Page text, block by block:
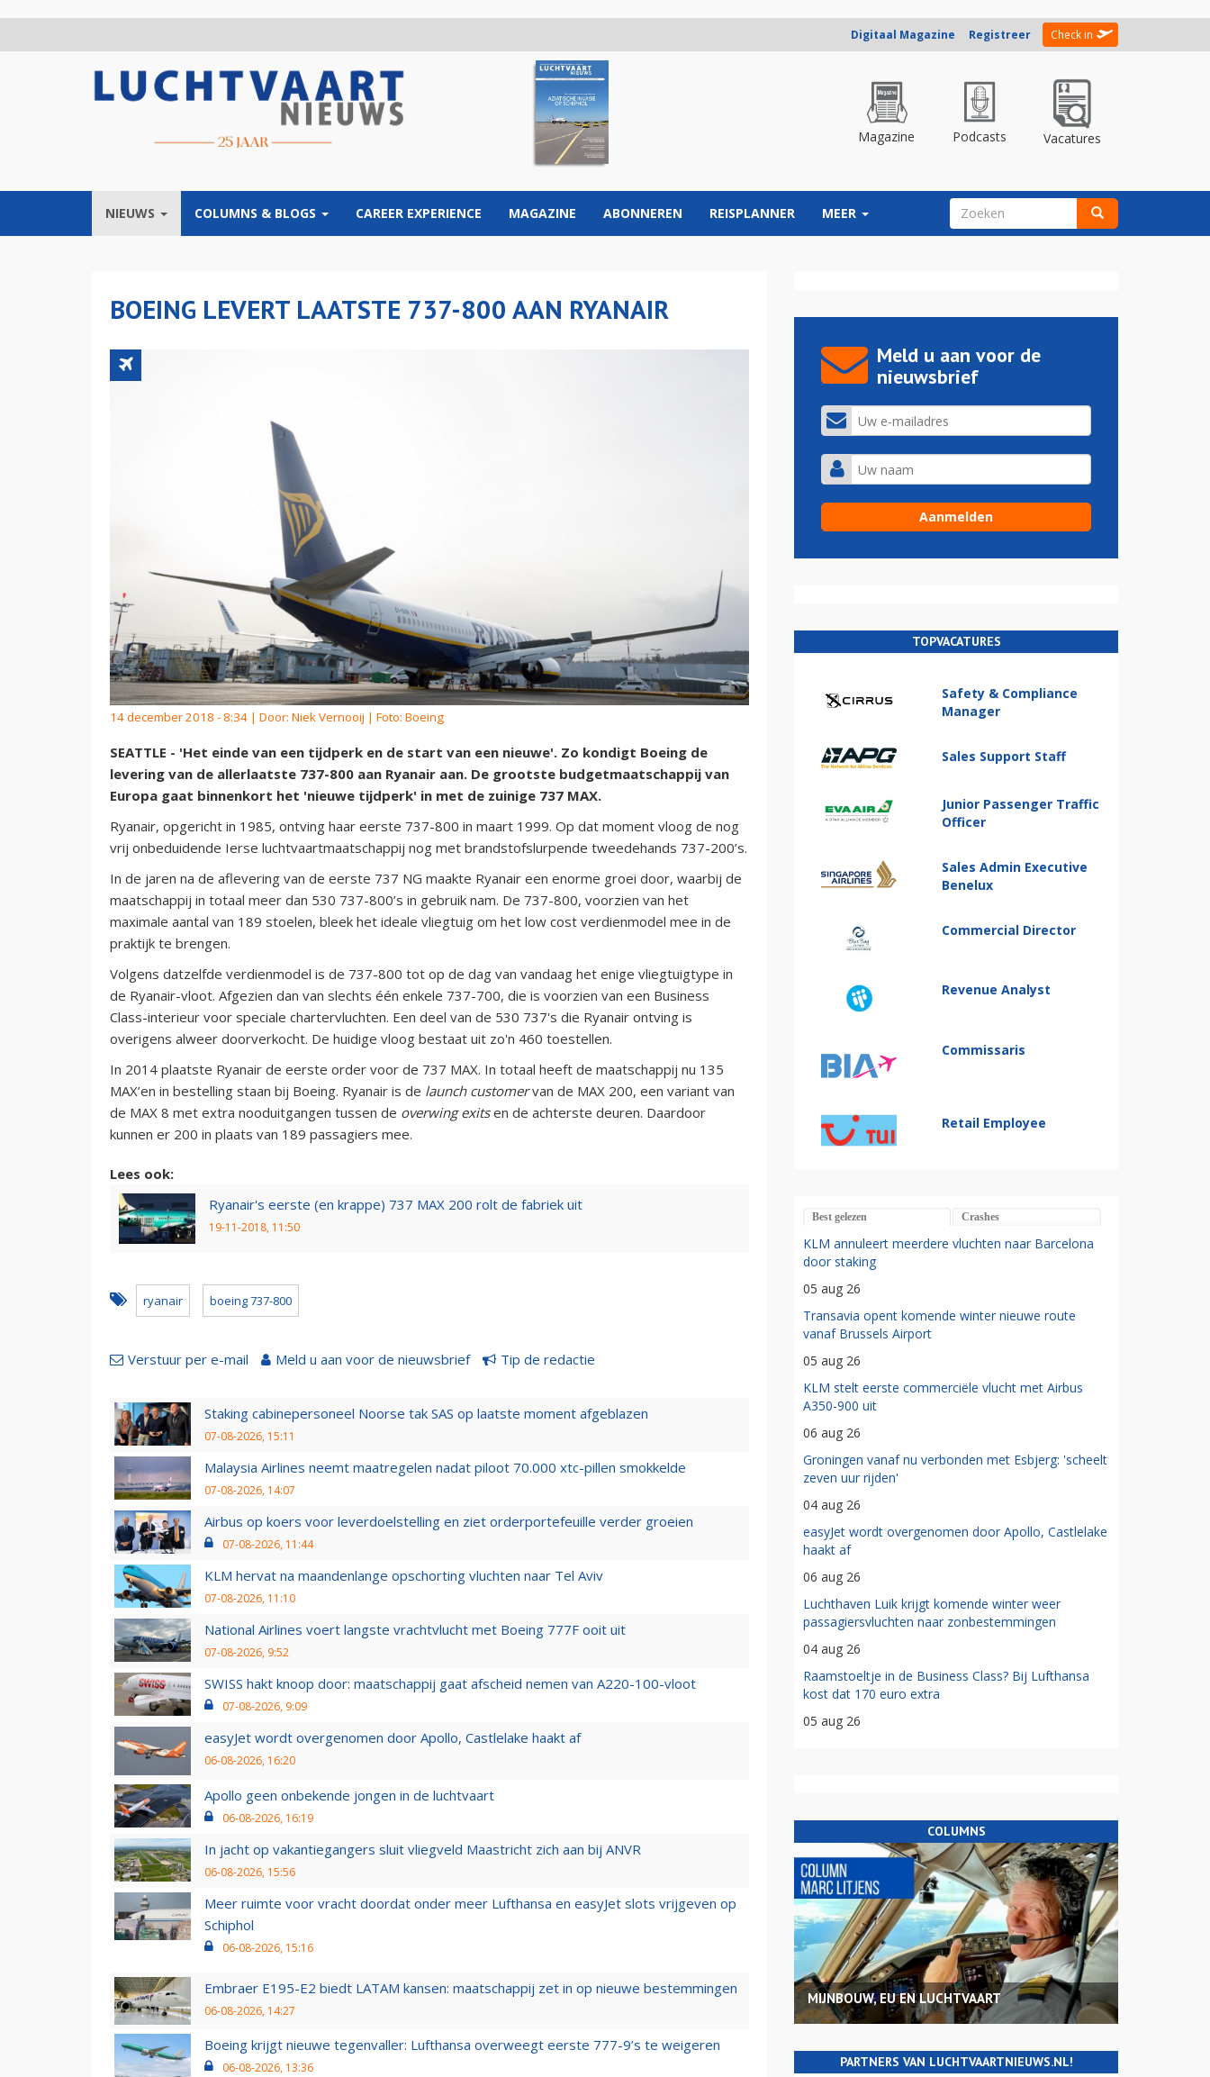
Digitaal Magazine Registreer Check in
Magazine Podcasts Vacatures
NIEUWS COLUMNS & BLOGS CAREER EXPERIENCE MAGAZINE ABONNEREN REISPLANNER MEER ZOEKVELD
BOEING LEVERT LAATSTE 737-800 AAN RYANAIR
14 december 2018 - 8:34 | Door: Niek Vernooij | Foto: Boeing
SEATTLE - 'Het einde van een tijdperk en de start van een nieuwe'. Zo kondigt Boeing de
levering van de allerlaatste 737-800 aan Ryanair aan. De grootste budgetmaatschappij van
Europa gaat binnenkort het 'nieuwe tijdperk' in met de zuinige 737 MAX.
Ryanair, opgericht in 1985, ontving haar eerste 737-800 in maart 1999. Op dat moment vloog de nog
vrij onbeduidende Ierse luchtvaartmaatschappij nog met brandstofslurpende tweedehands 737-200’s.
In de jaren na de aflevering van de eerste 737 NG maakte Ryanair een enorme groei door, waarbij de
maatschappij in totaal meer dan 530 737-800’s in gebruik nam. De 737-800, voorzien van het
maximale aantal van 189 stoelen, bleek het ideale vliegtuig om het low cost verdienmodel mee in de
praktijk te brengen.
Volgens datzelfde verdienmodel is de 737-800 tot op de dag van vandaag het enige vliegtuigtype in
de Ryanair-vloot. Afgezien dan van slechts één enkele 737-700, die is voorzien van een Business
Class-interieur voor speciale chartervluchten. Een deel van de 530 737's die Ryanair ontving is
overigens alweer doorverkocht. De huidige vloog bestaat uit zo'n 460 toestellen.
In 2014 plaatste Ryanair de eerste order voor de 737 MAX. In totaal heeft de maatschappij nu 135
MAX’en in bestelling staan bij Boeing. Ryanair is de launch customervan de MAX 200, een variant van
de MAX 8 met extra nooduitgangen tussen de overwing exitsen de achterste deuren. Daardoor
kunnen er 200 in plaats van 189 passagiers mee.
Lees ook:
Ryanair's eerste (en krappe) 737 MAX 200 rolt de fabriek uit
19-11-2018, 11:50
ryanair boeing 737-800
Verstuur per e-mail Meld u aan voor de nieuwsbrief Tip de redactie
Staking cabinepersoneel Noorse tak SAS op laatste moment afgeblazen
07-08-2026, 15:11
Malaysia Airlines neemt maatregelen nadat piloot 70.000 xtc-pillen smokkelde
07-08-2026, 14:07
Airbus op koers voor leverdoelstelling en ziet orderportefeuille verder groeien
07-08-2026, 11:44
KLM hervat na maandenlange opschorting vluchten naar Tel Aviv
07-08-2026, 11:10
National Airlines voert langste vrachtvlucht met Boeing 777F ooit uit
07-08-2026, 9:52
SWISS hakt knoop door: maatschappij gaat afscheid nemen van A220-100-vloot
07-08-2026, 9:09
easyJet wordt overgenomen door Apollo, Castlelake haakt af
06-08-2026, 16:20
Apollo geen onbekende jongen in de luchtvaart
06-08-2026, 16:19
In jacht op vakantiegangers sluit vliegveld Maastricht zich aan bij ANVR
06-08-2026, 15:56
Meer ruimte voor vracht doordat onder meer Lufthansa en easyJet slots vrijgeven op
Schiphol
06-08-2026, 15:16
Embraer E195-E2 biedt LATAM kansen: maatschappij zet in op nieuwe bestemmingen
06-08-2026, 14:27
Boeing krijgt nieuwe tegenvaller: Lufthansa overweegt eerste 777-9’s te weigeren
06-08-2026, 13:36
Meld u aan voor de
nieuwsbrief
TOPVACATURES
Safety & Compliance
Manager
Sales Support Staff
Junior Passenger Traffic
Officer
Sales Admin Executive
Benelux
Commercial Director
Revenue Analyst
Commissaris
Retail Employee
Best gelezen Crashes
KLM annuleert meerdere vluchten naar Barcelona
door staking
05 aug 26
Transavia opent komende winter nieuwe route
vanaf Brussels Airport
05 aug 26
KLM stelt eerste commerciële vlucht met Airbus
A350-900 uit
06 aug 26
Groningen vanaf nu verbonden met Esbjerg: 'scheelt
zeven uur rijden'
04 aug 26
easyJet wordt overgenomen door Apollo, Castlelake
haakt af
06 aug 26
Luchthaven Luik krijgt komende winter weer
passagiersvluchten naar zonbestemmingen
04 aug 26
Raamstoeltje in de Business Class? Bij Lufthansa
kost dat 170 euro extra
05 aug 26
COLUMNS
MIJNBOUW, EU EN LUCHTVAART
PARTNERS VAN LUCHTVAARTNIEUWS.NL!